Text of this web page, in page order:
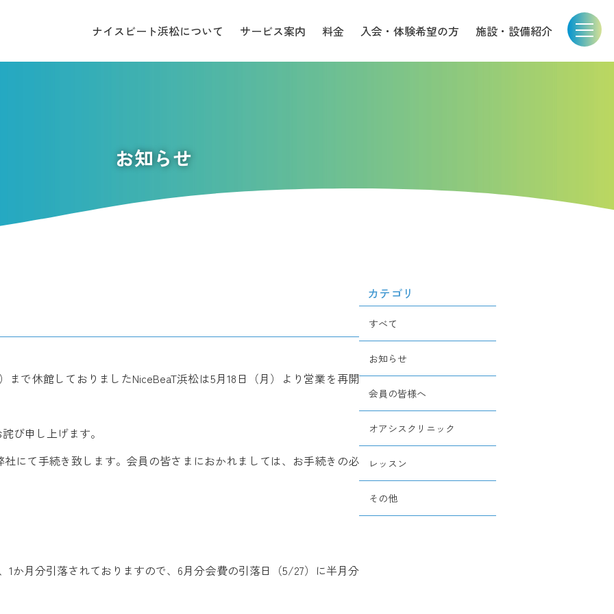
ナイスビート浜松について サービス案内 料金 入会・体験希望の方 施設・設備紹介
お知らせ
まで休館しておりましたNiceBeaT浜松は5月18日（月）より営業を再開
び申し上げます。
にて手続き致します。会員の皆さまにおかれましては、お手続きの必
か月分引落されておりますので、6月分会費の引落日（5/27）に半月分
カテゴリ
すべて
お知らせ
会員の皆様へ
オアシスクリニック
レッスン
その他